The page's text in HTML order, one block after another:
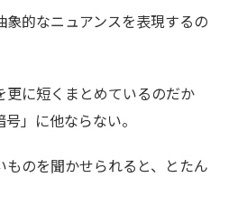
象的なニュアンスを表現するの
更に短くまとめているのだか
」に他ならない。
ものを聞かせられると、とたん